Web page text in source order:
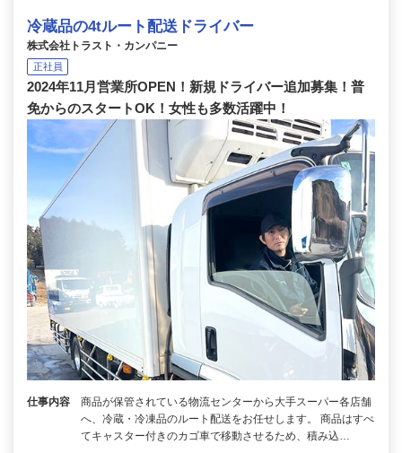
冷蔵品の4tルート配送ドライバー
株式会社トラスト・カンパニー
正社員
2024年11月営業所OPEN！新規ドライバー追加募集！普
免からのスタートOK！女性も多数活躍中！
仕事内容
商品が保管されている物流センターから大手スーパー各店舗
へ、冷蔵・冷凍品のルート配送をお任せします。 商品はすべ
てキャスター付きのカゴ車で移動させるため、積み込…